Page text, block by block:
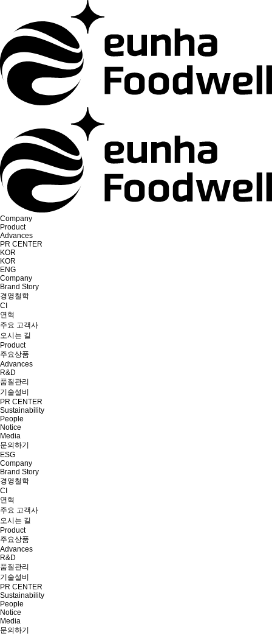
Company
Product
Advances
PR CENTER
KOR
KOR
ENG
Company
Brand Story
경영철학
CI
연혁
주요 고객사
오시는 길
Product
주요상품
Advances
R&D
품질관리
기술설비
PR CENTER
Sustainability
People
Notice
Media
문의하기
ESG
Company
Brand Story
경영철학
CI
연혁
주요 고객사
오시는 길
Product
주요상품
Advances
R&D
품질관리
기술설비
PR CENTER
Sustainability
People
Notice
Media
문의하기